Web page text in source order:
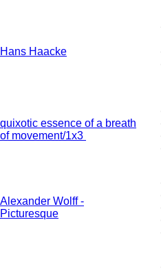
Hans Haacke
quixotic essence of a breath
of movement/1x3
Alexander Wolff -
Picturesque